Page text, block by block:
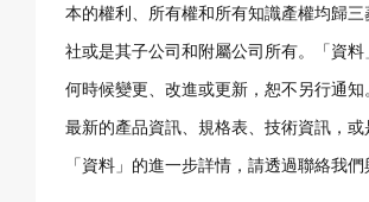
本的權利、所有權和所有知識產權均歸三
社或是其子公司和附屬公司所有。「資
何時候變更、改進或更新，恕不另行通
最新的產品資訊、規格表、技術資訊，
「資料」的進一步詳情，請透過聯絡我們